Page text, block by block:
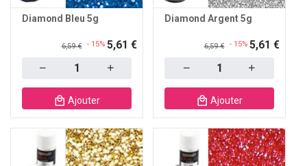
Diamond Bleu 5g
6,59 € - 15% 5,61 €
Ajouter
Diamond Argent 5g
6,59 € - 15% 5,61 €
Ajouter